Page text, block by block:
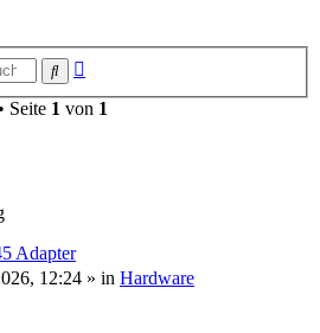
Suche
Seite 1 von 1
Adapter
12:24 » in Hardware